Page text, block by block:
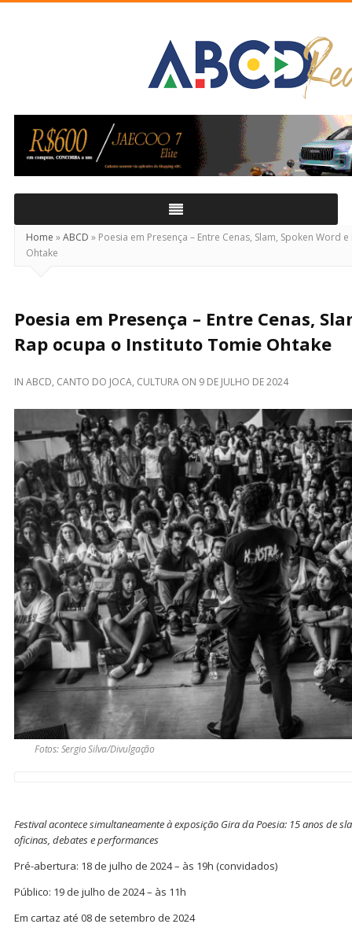
Real
Home »ABCD » Poesia em Presença – Entre Cenas, Slam, Spoken Word
Ohtake
Poesia em Presença – Entre Cenas,
Rap ocupa o Instituto Tomie Ohtake
IN ABCD, CANTO DO JOCA, CULTURA ON 9 DE JULHO DE 2024
Fotos: Sergio Silva/Divulgação
Festival acontece simultaneamente à exposição Gira da Poesia: 15 anos de
oficinas, debates e performances
Pré-abertura: 18 de julho de 2024 – às 19h (convidados)
Público: 19 de julho de 2024 – às 11h
Em cartaz até 08 de setembro de 2024